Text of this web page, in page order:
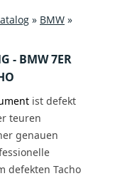
» BMW »
- BMW 7ER
ist defekt
teuren
genauen
defekten Tacho